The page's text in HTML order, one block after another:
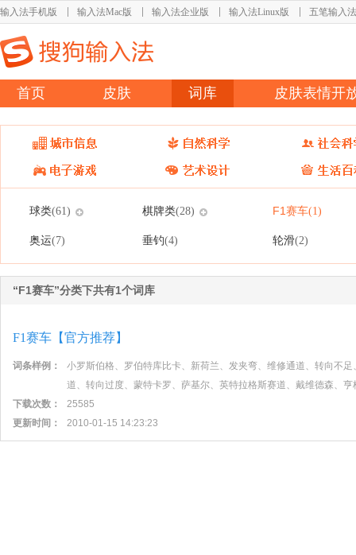
输入法手机版 输入法Mac版 输入法企业版 输入法Linux版 五笔输入法
首页 皮肤 词库 皮肤表情开
球类(61) 棋牌类(28) F1赛车(1)
奥运(7) 垂钓(4) 轮滑(2)
“F1赛车”分类下共有1个词库
F1赛车【官方推荐】
词条样例：
小罗斯伯格、罗伯特库比卡、新荷兰、发夹弯、维修通道、转向不
道、转向过度、蒙特卡罗、萨基尔、英特拉格斯赛道、戴维德森、
下载次数：
25585
更新时间：
2010-01-15 14:23:23